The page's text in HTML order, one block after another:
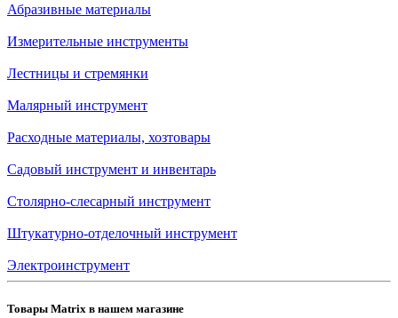
Абразивные материалы
Измерительные инструменты
Лестницы и стремянки
Малярный инструмент
Расходные материалы, хозтовары
Садовый инструмент и инвентарь
Столярно-слесарный инструмент
Штукатурно-отделочный инструмент
Электроинструмент
Товары Matrix в нашем магазине